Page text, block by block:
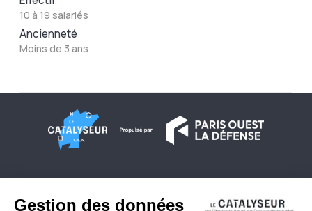
10 à 19 salariés
Ancienneté
Moins de 3 ans
Conditions générales d'utilisation